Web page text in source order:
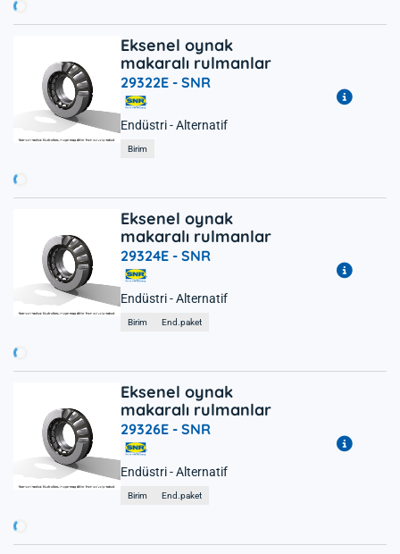
Eksenel oynak
makaralı rulmanlar
29322E - SNR
Endüstri - Alternatif
Birim
Eksenel oynak
makaralı rulmanlar
29324E - SNR
Endüstri - Alternatif
Birim End.paket
Eksenel oynak
makaralı rulmanlar
29326E - SNR
Endüstri - Alternatif
Birim End.paket